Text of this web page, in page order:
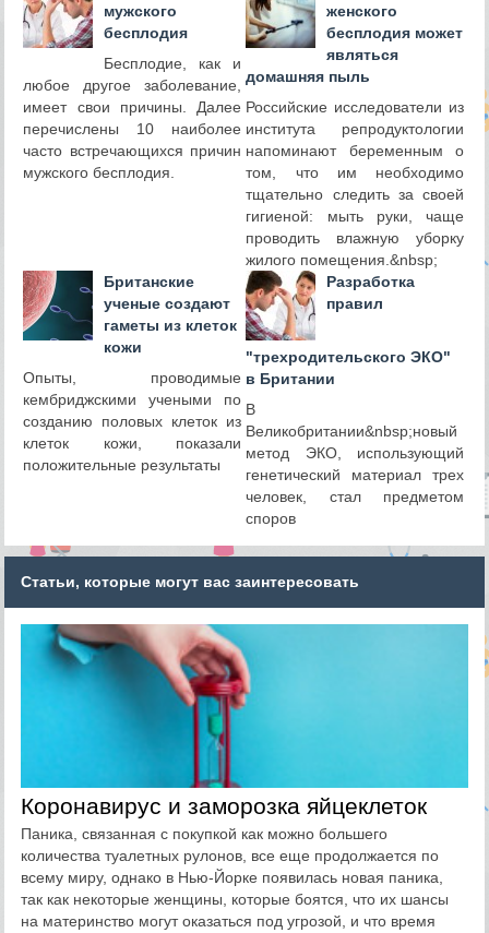
мужского
бесплодия
Бесплодие, как и
любое другое заболевание,
имеет свои причины. Далее
перечислены 10 наиболее
часто встречающихся причин
мужского бесплодия.
женского
бесплодия может
являться
домашняя пыль
Российские исследователи из
института репродуктологии
напоминают беременным о
том, что им необходимо
тщательно следить за своей
гигиеной: мыть руки, чаще
проводить влажную уборку
жилого помещения.&nbsp;
Британские
ученые создают
гаметы из клеток
кожи
Опыты, проводимые
кембриджскими учеными по
созданию половых клеток из
клеток кожи, показали
положительные результаты
Разработка
правил
"трехродительского ЭКО"
в Британии
В
Великобритании&nbsp;новый
метод ЭКО, использующий
генетический материал трех
человек, стал предметом
споров
Статьи, которые могут вас заинтересовать
Коронавирус и заморозка яйцеклеток
Паника, связанная с покупкой как можно большего
количества туалетных рулонов, все еще продолжается по
всему миру, однако в Нью-Йорке появилась новая паника,
так как некоторые женщины, которые боятся, что их шансы
на материнство могут оказаться под угрозой, и что время